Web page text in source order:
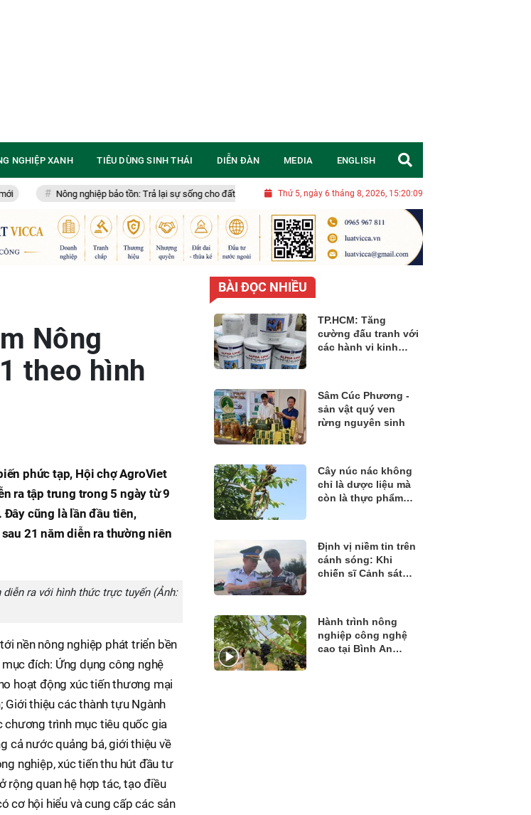
nghiệp bảo tồn: Trả lại sự sống cho đất, kiến tạo tương lai bền vững Thịt bò nuôi cấy tế bào được cấp phép tại
Thứ 5, ngày 6 tháng 8, 2026, 15:20:10
NGHIỆP XANH TIÊU DÙNG SINH THÁI DIỄN ĐÀN MEDIA ENGLISH
Nông
theo hình
phức tạp, Hội chợ AgroViet
ra tập trung trong 5 ngày từ 9
cũng là lần đầu tiên,
21 năm diễn ra thường niên
ra với hình thức trực tuyến (Ảnh:
nền nông nghiệp phát triển bền
đích: Ứng dụng công nghệ
hoạt động xúc tiến thương mại
thiệu các thành tựu Ngành
chương trình mục tiêu quốc gia
cả nước quảng bá, giới thiệu về
nghiệp, xúc tiến thu hút đầu tư
rộng quan hệ hợp tác, tạo điều
cơ hội hiểu và cung cấp các sản
BÀI ĐỌC NHIỀU
TP.HCM: Tăng
cường đấu tranh với
các hành vi kinh
Sâm Cúc Phương -
sản vật quý ven
rừng nguyên sinh
Cây núc nác không
chỉ là dược liệu mà
còn là thực phẩm
Định vị niềm tin trên
cánh sóng: Khi
chiến sĩ Cảnh sát
Hành trình nông
nghiệp công nghệ
cao tại Bình An